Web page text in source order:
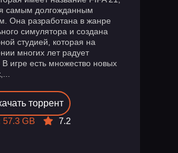
самым долгожданным
Она разработана в жанре
симулятора и создана
студией, которая на
многих лет радует
В игре есть множество новых
торрент
57.3 GB
7.2